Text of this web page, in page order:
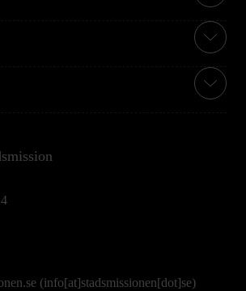
(info[at]stadsmissionen[dot]se)